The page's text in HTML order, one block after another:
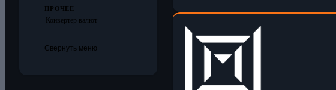
ПРОЧЕЕ
Конвертер валют
Свернуть меню